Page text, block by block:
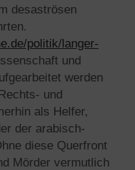
desaströsen
politik/langer-
und
werden
und
als Helfer,
der arabisch-
diese Querfront
Mörder vermutlich